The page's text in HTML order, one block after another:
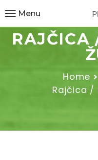
Menu
RAJČICA
Home
Rajčica /